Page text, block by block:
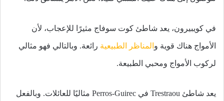
في كويبيرون، يعد شاطئ كوت سوفاج مثيرًا للإعجاب، لأن
الأمواج هناك قوية و المناظر الطبيعية رائعة. وبالتالي فهو مثالي
لركوب الأمواج ومحبي الطبيعة.
يعد شاطئ Trestraou في Perros-Guirec مثاليًا للعائلات. وبالفعل